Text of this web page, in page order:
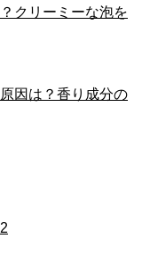
クリーミーな泡を
因は？香り成分の
2